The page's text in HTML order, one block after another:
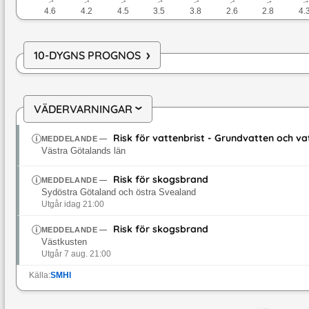
↓
4.6
↓
4.2
↓
4.5
↓
3.5
↓
3.8
↓
2.6
↓
2.8
↓
4.3
10-DYGNS PROGNOS ›
VÄDERVARNINGAR›
MEDDELANDE — Risk för vattenbrist - Grundvatten och
Västra Götalands län
MEDDELANDE — Risk för skogsbrand
Sydöstra Götaland och östra Svealand
Utgår idag 21:00
MEDDELANDE — Risk för skogsbrand
Västkusten
Utgår 7 aug. 21:00
Källa:SMHI